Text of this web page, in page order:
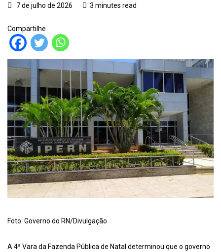
7 de julho de 2026 3 minutes read
Compartilhe
Foto: Governo do RN/Divulgação
A 4ª Vara da Fazenda Pública de Natal determinou que o governo